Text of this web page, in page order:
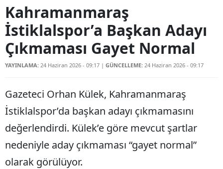
Kahramanmaraş
İstiklalspor’a Başkan Adayı
Çıkmaması Gayet Normal
YAYINLAMA: 24 Haziran 2026 - 09:17 | GÜNCELLEME: 24 Haziran 2026 - 09:17
Gazeteci Orhan Külek, Kahramanmaraş
İstiklalspor’da başkan adayı çıkmamasını
değerlendirdi. Külek’e göre mevcut şartlar
nedeniyle aday çıkmaması “gayet normal”
olarak görülüyor.